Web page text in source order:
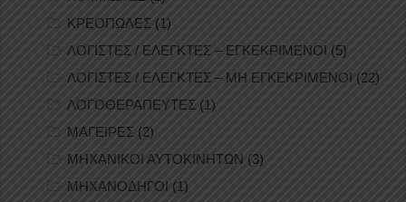
ΚΡΕΟΠΩΛΕΣ (1)
ΛΟΓΙΣΤΕΣ / ΕΛΕΓΚΤΕΣ – ΕΓΚΕΚΡΙΜΕΝΟΙ (5)
ΛΟΓΙΣΤΕΣ / ΕΛΕΓΚΤΕΣ – ΜΗ ΕΓΚΕΚΡΙΜΕΝΟΙ (22)
ΛΟΓΟΘΕΡΑΠΕΥΤΕΣ (1)
ΜΑΓΕΙΡΕΣ (2)
ΜΗΧΑΝΙΚΟΙ ΑΥΤΟΚΙΝΗΤΩΝ (3)
ΜΗΧΑΝΟΔΗΓΟΙ (1)